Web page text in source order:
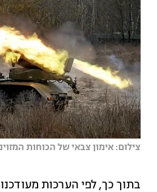
צילום: אימון צבאי של הכוחות